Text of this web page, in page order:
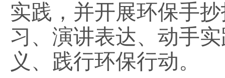
实践，并开展环保手
习、演讲表达、动手
义、践行环保行动。